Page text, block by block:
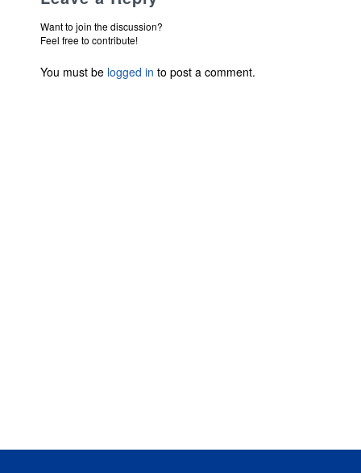
Want to join the discussion?
Feel free to contribute!
You must be logged in to post a comment.